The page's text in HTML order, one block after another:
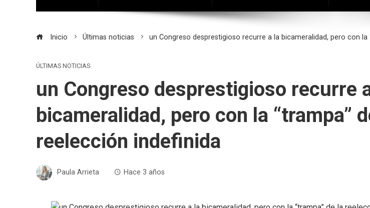
Inicio Últimas noticias un Congreso desprestigioso recurre a la bicameralidad, pero con la
ÚLTIMAS NOTICIAS
un Congreso desprestigioso recurre
bicameralidad, pero con la “trampa”
reelección indefinida
Paula Arrieta Hace 3 años